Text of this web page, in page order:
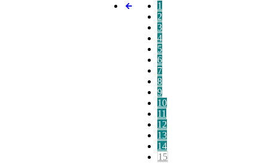
1
2
3
4
5
6
7
8
9
10
11
12
13
14
15